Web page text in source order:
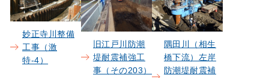
妙正寺川整備
工事（激
特-4）
旧江戸川防潮
堤耐震補強工
事（その203）
隅田川（相生
橋下流）左岸
防潮堤耐震補